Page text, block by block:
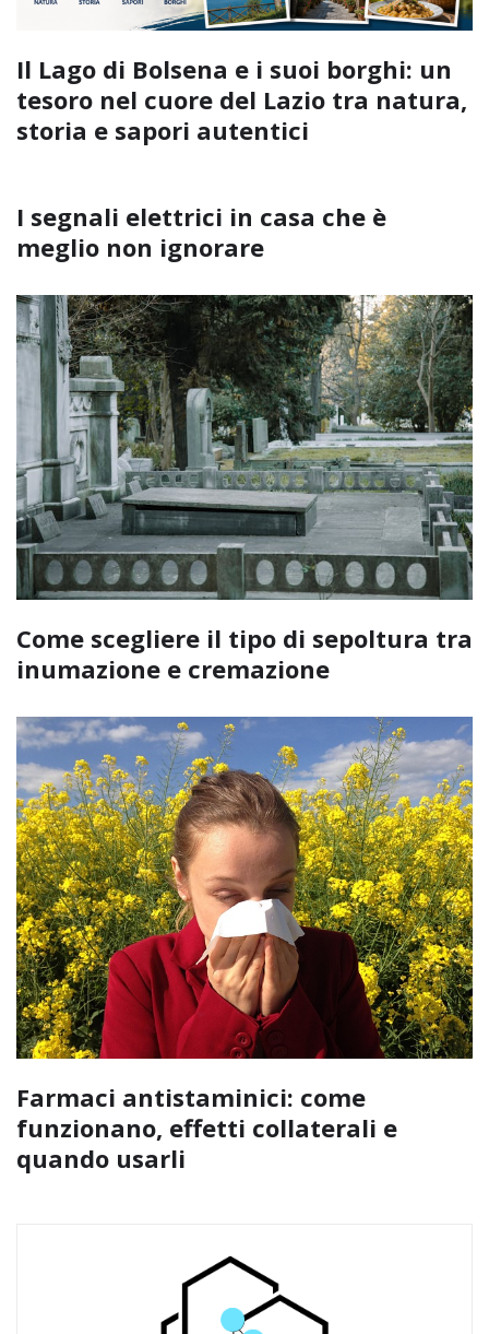
Il Lago di Bolsena e i suoi borghi: un
tesoro nel cuore del Lazio tra natura,
storia e sapori autentici
I segnali elettrici in casa che è
meglio non ignorare
Come scegliere il tipo di sepoltura tra
inumazione e cremazione
Farmaci antistaminici: come
funzionano, effetti collaterali e
quando usarli